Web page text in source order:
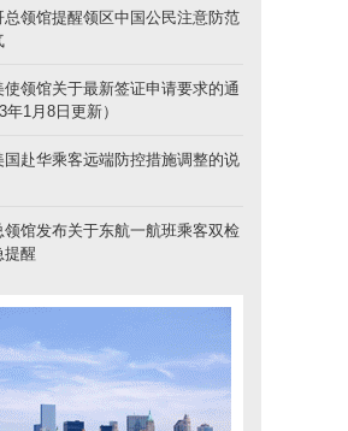
总领馆提醒领区中国公民注意防范
使领馆关于最新签证申请要求的通
年1月8日更新）
国赴华乘客远端防控措施调整的说
领馆发布关于东航一航班乘客双检
提醒